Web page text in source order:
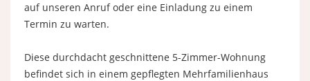
auf unseren Anruf oder eine Einladung zu einem
Termin zu warten.
Diese durchdacht geschnittene 5-Zimmer-Wohnung
befindet sich in einem gepflegten Mehrfamilienhaus